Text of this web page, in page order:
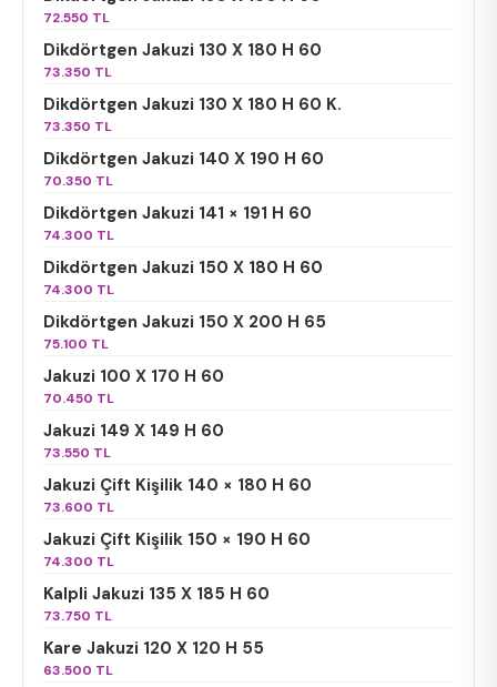
72.550 TL
Dikdörtgen Jakuzi 130 X 180 H 60
73.350 TL
Dikdörtgen Jakuzi 130 X 180 H 60 K.
73.350 TL
Dikdörtgen Jakuzi 140 X 190 H 60
70.350 TL
Dikdörtgen Jakuzi 141 × 191 H 60
74.300 TL
Dikdörtgen Jakuzi 150 X 180 H 60
74.300 TL
Dikdörtgen Jakuzi 150 X 200 H 65
75.100 TL
Jakuzi 100 X 170 H 60
70.450 TL
Jakuzi 149 X 149 H 60
73.550 TL
Jakuzi Çift Kişilik 140 × 180 H 60
73.600 TL
Jakuzi Çift Kişilik 150 × 190 H 60
74.300 TL
Kalpli Jakuzi 135 X 185 H 60
73.750 TL
Kare Jakuzi 120 X 120 H 55
63.500 TL